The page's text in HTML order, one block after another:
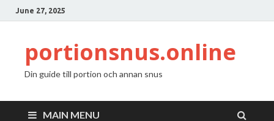
June 27, 2025
portionsnus.online
Din guide till portion och annan snus
MAIN MENU